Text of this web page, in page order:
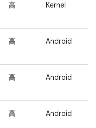
高 Kernel
高 Android
高 Android
高 Android